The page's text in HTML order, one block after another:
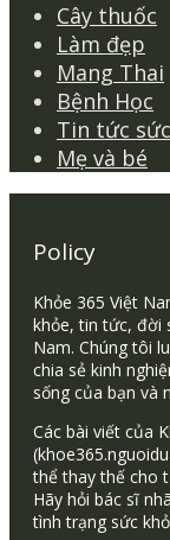
Cây thuốc
Làm đẹp
Mang Thai
Bệnh Học
Tin tức
Mẹ và bé
Policy
Khỏe 365 Việt
khỏe, tin tức, đời
Nam. Chúng tôi
chia sẻ kinh
sống của bạn và
Các bài viết của
thể thay thế cho
Hãy hỏi bác sĩ
tình trạng sức